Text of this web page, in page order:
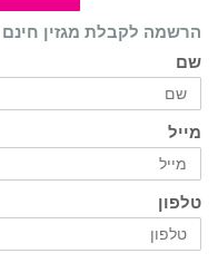
הרשמה לקבלת מגזין חינם
שם
מייל
טלפון